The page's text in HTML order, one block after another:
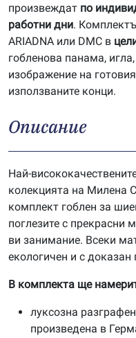
произвеждат по
работни дни.
ARIADNA или DMC в
гобленова панама,
изображение на
използваните конци.
Описание
Най-
колекцията на Милена
комплект гоблен за
поглезите с прекрасни
ви занимание. Всеки
екологичен и с доказан
В комплекта ще
луксозна
произведена в